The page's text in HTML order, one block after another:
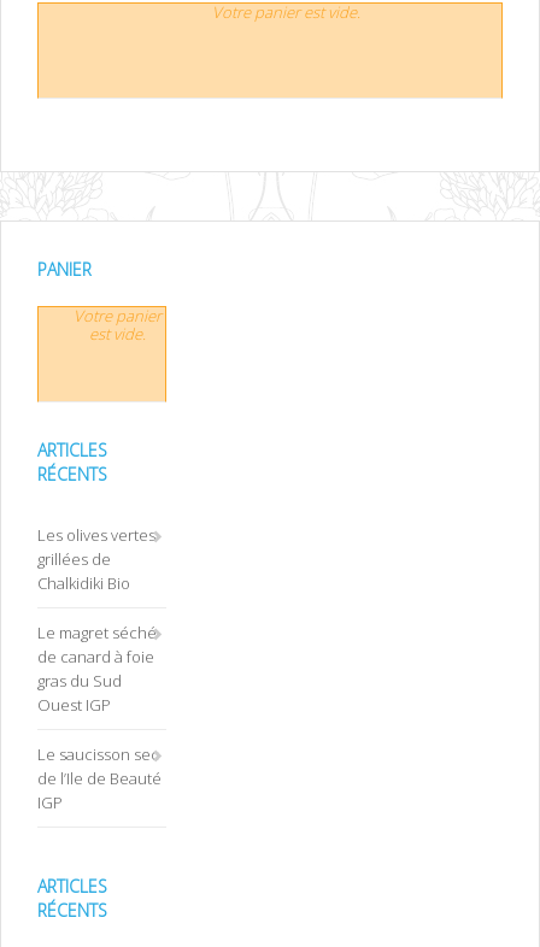
Votre panier est vide.
PANIER
Votre panier
est vide.
ARTICLES
RÉCENTS
Les olives vertes
grillées de
Chalkidiki Bio
Le magret séché
de canard à foie
gras du Sud
Ouest IGP
Le saucisson sec
de l’Ile de Beauté
IGP
ARTICLES
RÉCENTS